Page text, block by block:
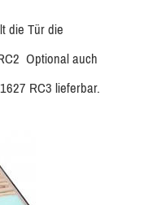
die Tür die
Optional auch
RC3 lieferbar.